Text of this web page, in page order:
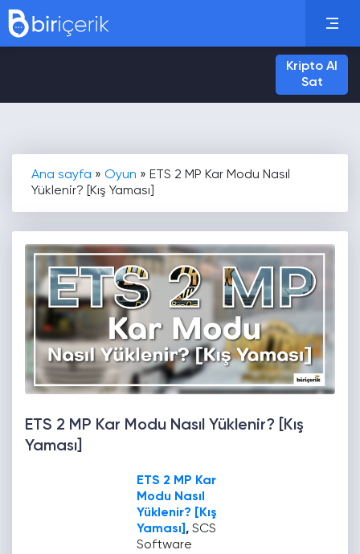
Kripto Al
Sat
Ana sayfa » Oyun » ETS 2 MP Kar Modu Nasıl
Yüklenir? [Kış Yaması]
ETS 2 MP Kar Modu Nasıl Yüklenir? [Kış
Yaması]
ETS 2 MP Kar
Modu Nasıl
Yüklenir? [Kış
Yaması] ,SCS
Software